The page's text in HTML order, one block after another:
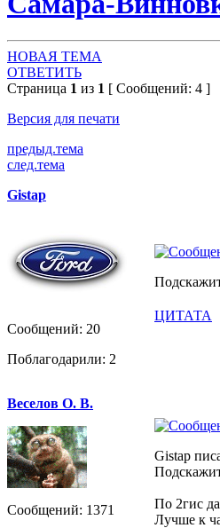
НОВАЯ ТЕМА
ОТВЕТИТЬ
Страница 1 из 1 [ Сообщений: 4 ]
Версия для печати
предыд.тема
след.тема
Gistap
Сообщений: 20
Поблагодарили: 2
ЦИТАТА
Веселов О. В.
Сообщений: 1371
Gistap
По 2гис
Лучше к